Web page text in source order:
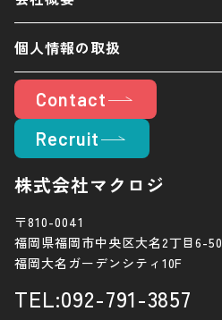
個人情報の取扱
Contact
Recruit
株式会社マクロジ
〒810-0041
福岡県福岡市中央区大名2丁目6-50
福岡大名ガーデンシティ10F
TEL:092-791-3857